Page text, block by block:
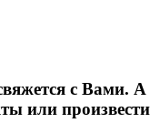
с Вами. А
или произвести